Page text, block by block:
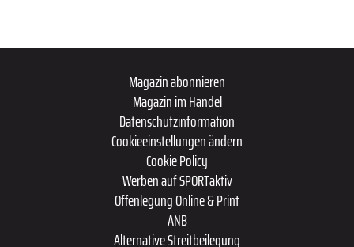
Magazin abonnieren
Magazin im Handel
Datenschutzinformation
Cookieeinstellungen ändern
Cookie Policy
Werben auf SPORTaktiv
Offenlegung Online & Print
ANB
Alternative Streitbeilegung